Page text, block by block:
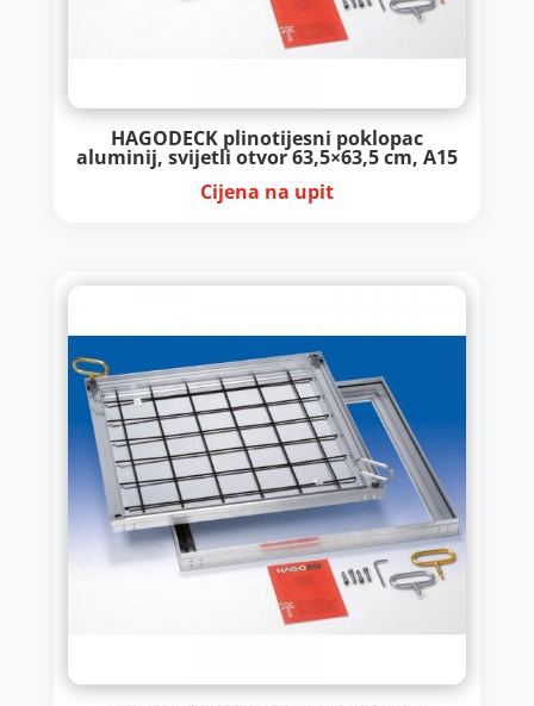
HAGODECK plinotijesni poklopac
aluminij, svijetli otvor 63,5×63,5 cm, A15
Cijena na upit